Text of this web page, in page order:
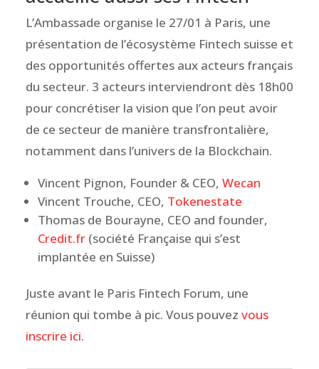
L’Ambassade organise le 27/01 à Paris, une
présentation de l’écosystème Fintech suisse et
des opportunités offertes aux acteurs français
du secteur. 3 acteurs interviendront dès 18h00
pour concrétiser la vision que l’on peut avoir
de ce secteur de manière transfrontalière,
notamment dans l’univers de la Blockchain.
Vincent Pignon, Founder & CEO, Wecan
Vincent Trouche, CEO, Tokenestate
Thomas de Bourayne, CEO and founder,
Credit.fr(société Française qui s’est
implantée en Suisse)
Juste avant le Paris Fintech Forum, une
réunion qui tombe à pic. Vous pouvez vous
inscrire ici.